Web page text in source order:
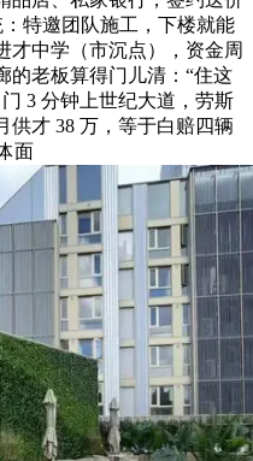
特邀团队施工，下楼就能
才中学（市沉点），资金周
的老板算得门儿清：“住这
3 分钟上世纪大道，劳斯
供才 38 万，等于白赔四辆
面